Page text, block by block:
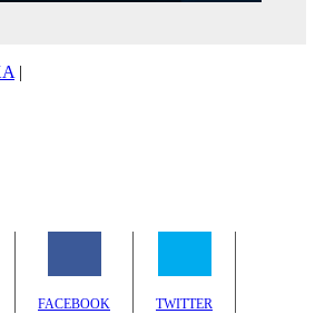
|
FACEBOOK TWITTER